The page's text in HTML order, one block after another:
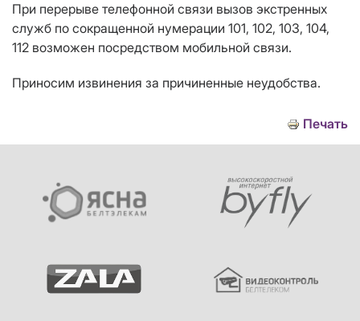
При перерыве телефонной связи вызов экстренных
служб по сокращенной нумерации 101, 102, 103, 104,
112 возможен посредством мобильной связи.
Приносим извинения за причиненные неудобства.
Печать